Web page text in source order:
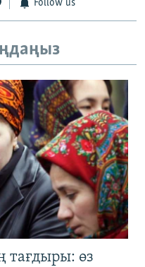
Follow us
тағдыры: өз